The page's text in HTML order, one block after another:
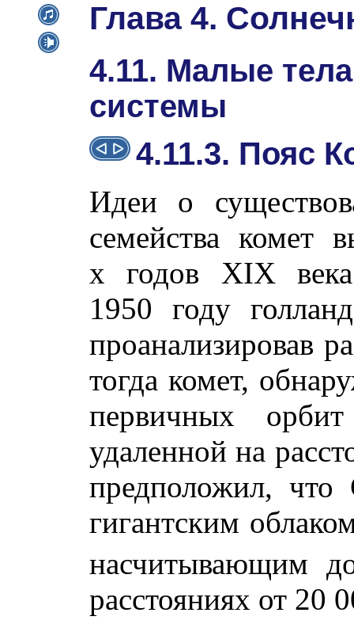
Глава 4.
4.11. Малые
системы
4.11.3. Пояс
Идеи о
семейства комет
х годов XIX
1950 году
проанализировав
тогда комет,
первичных
удаленной на
предположил, что
гигантским
насчитывающим
расстояниях от 20